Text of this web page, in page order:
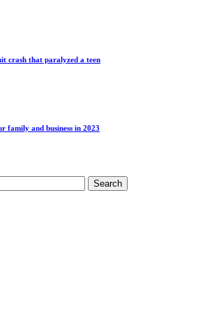
crash that paralyzed a teen
family and business in 2023